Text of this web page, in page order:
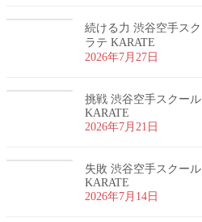
続ける力 渋谷空手ス
ラテ KARATE
2026年7月27日
挑戦 渋谷空手スクー
KARATE
2026年7月21日
失敗 渋谷空手スクー
KARATE
2026年7月14日